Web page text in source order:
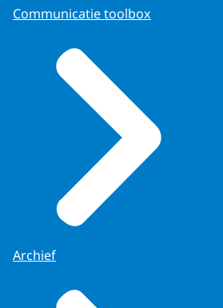
Communicatie toolbox
Archief